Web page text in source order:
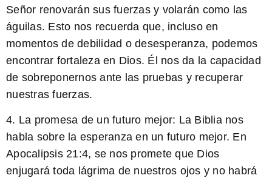
Señor renovarán sus fuerzas y volarán como las
águilas. Esto nos recuerda que, incluso en
momentos de debilidad o desesperanza, podemos
encontrar fortaleza en Dios. Él nos da la capacidad
de sobreponernos ante las pruebas y recuperar
nuestras fuerzas.
4. La promesa de un futuro mejor: La Biblia nos
habla sobre la esperanza en un futuro mejor. En
Apocalipsis 21:4, se nos promete que Dios
enjugará toda lágrima de nuestros ojos y no habrá